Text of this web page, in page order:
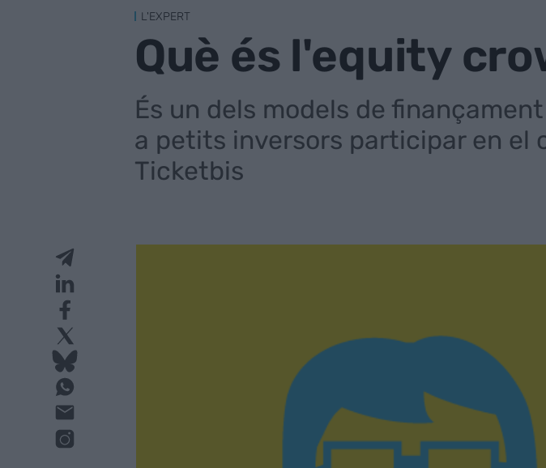
L'EXPERT
Què és l'equity
És un dels models de
a petits inversors participar en el
Ticketbis